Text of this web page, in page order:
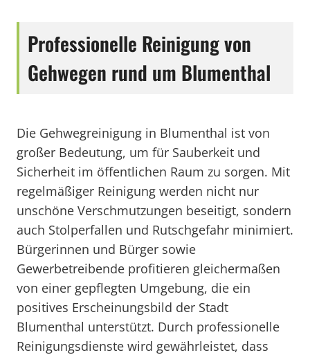
Professionelle Reinigung von
Gehwegen rund um Blumenthal
Die Gehwegreinigung in Blumenthal ist von
großer Bedeutung, um für Sauberkeit und
Sicherheit im öffentlichen Raum zu sorgen. Mit
regelmäßiger Reinigung werden nicht nur
unschöne Verschmutzungen beseitigt, sondern
auch Stolperfallen und Rutschgefahr minimiert.
Bürgerinnen und Bürger sowie
Gewerbetreibende profitieren gleichermaßen
von einer gepflegten Umgebung, die ein
positives Erscheinungsbild der Stadt
Blumenthal unterstützt. Durch professionelle
Reinigungsdienste wird gewährleistet, dass